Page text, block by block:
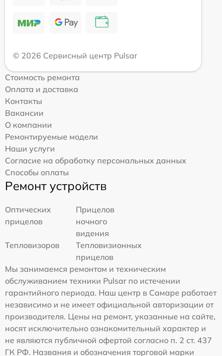
© 2026 Сервисный центр Pulsar
Стоимость ремонта
Оплата и доставка
Контакты
Вакансии
О компании
Ремонтируемые модели
Наши услуги
Согласие на обработку персональных данных
Способы оплаты
Ремонт устройств
Оптических
прицелов
Прицелов
ночного
видения
Тепловизоров
Тепловизионных
прицелов
Мы занимаемся ремонтом и техническим
обслуживанием техники Pulsar по истечении
гарантийного периода. Наш центр в Самаре работает
независимо и не имеет официальной авторизации от
производителя. Цены на ремонт, указанные на сайте,
носят исключительно ознакомительный характер и
не являются публичной офертой согласно п. 2 ст. 437
ГК РФ. Названия и обозначения торговой марки